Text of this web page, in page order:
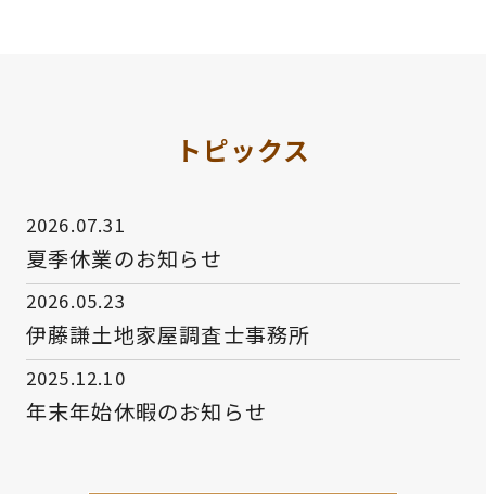
トピックス
2026.07.31
夏季休業のお知らせ
2026.05.23
伊藤謙土地家屋調査士事務所
2025.12.10
年末年始休暇のお知らせ